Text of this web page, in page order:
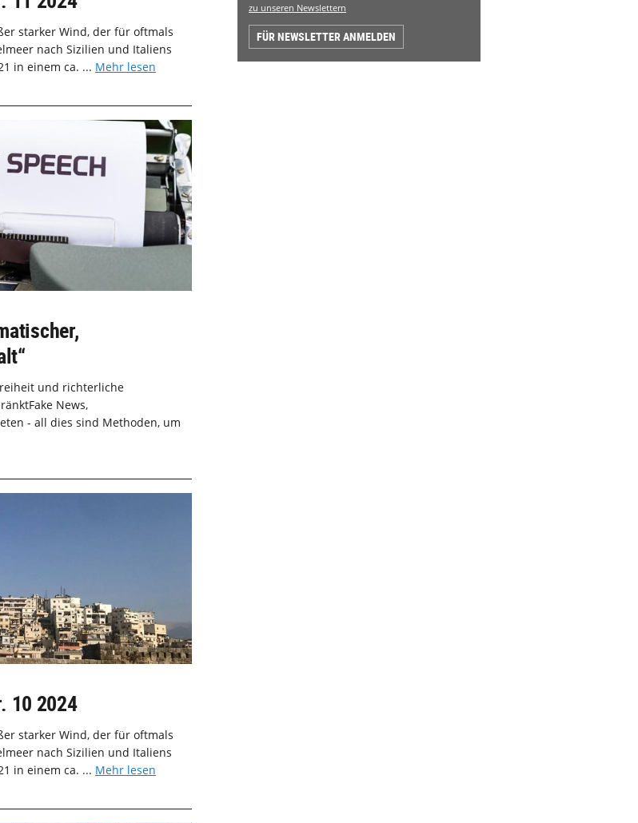
starker Wind, der für oftmals
nach Sizilien und Italiens
in einem ca. ... Mehr lesen
und richterliche
News,
- all dies sind Methoden, um
10 2024
starker Wind, der für oftmals
nach Sizilien und Italiens
in einem ca. ... Mehr lesen
zu unseren Newslettern
FÜR NEWSLETTER ANMELDEN